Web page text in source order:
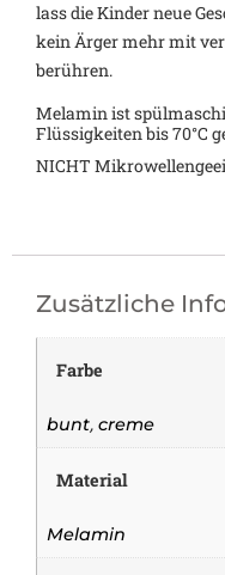
lass die Kinder neue
kein Ärger mehr mit
berühren.
Melamin ist
Flüssigkeiten bis 70°C
NICHT
Zusätzliche
Farbe
bunt, creme
Material
Melamin